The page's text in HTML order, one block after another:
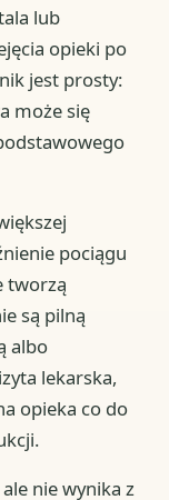
lub
opieki po
jest prosty:
może się
pociągu
tworzą
są pilną
albo
lekarska,
opieka co do
nie wynika z